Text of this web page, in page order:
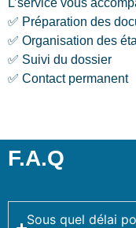
L’service vous
✅ Préparation des
✅ Organisation des
✅ Suivi du dossier
✅ Contact permanent
F.A.Q
Sous quel délai